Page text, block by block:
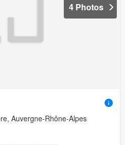
4 Photos
Auvergne-Rhône-Alpes